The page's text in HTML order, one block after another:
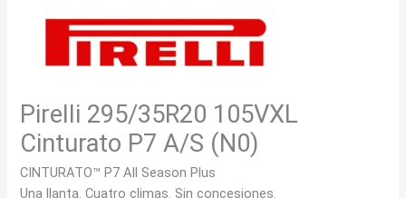
Pirelli 295/35R20 105VXL
Cinturato P7 A/S (N0)
CINTURATO™ P7 All Season Plus
Una llanta. Cuatro climas. Sin concesiones.